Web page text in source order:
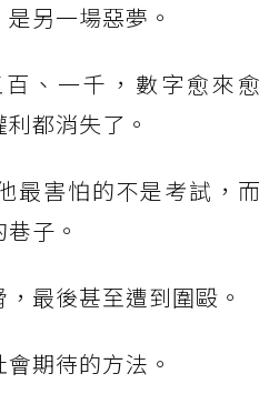
另一場惡夢。
、一千，數字愈來愈
都消失了。
最害怕的不是考試，而
子。
最後甚至遭到圍毆。
期待的方法。